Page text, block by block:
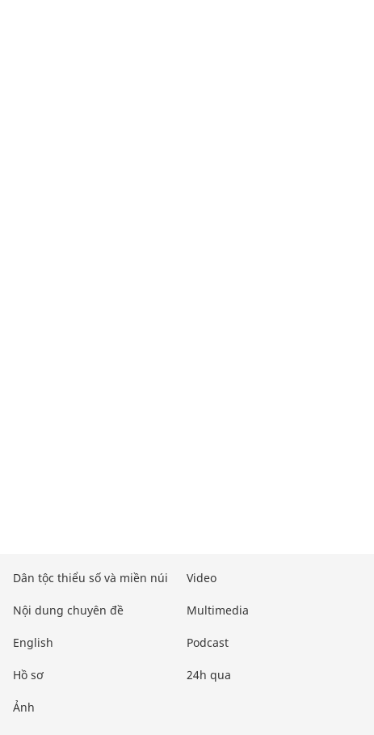
Dân tộc thiểu số và miền núi
Nội dung chuyên đề
English
Hồ sơ
Ảnh
Video
Multimedia
Podcast
24h qua